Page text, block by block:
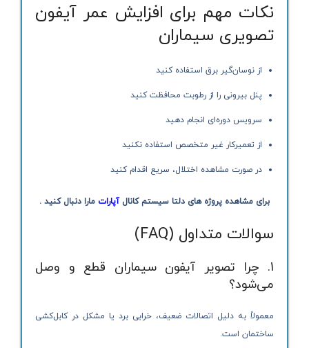
نکات مهم برای افزایش عمر آیفون
تصویری سیماران
از نوسان‌گیر برق استفاده کنید
پنل بیرونی را از رطوبت محافظت کنید
سرویس دوره‌ای انجام دهید
از تعمیرکار غیر متخصص استفاده نکنید
در صورت مشاهده اختلال، سریع اقدام کنید
برای مشاهده پروژه های دلتا سیستم کانالآپارات مارا دنبال کنید .
سوالات متداول (FAQ)
1. چرا تصویر آیفون سیماران قطع و وصل
می‌شود؟
معمولاً به دلیل اتصالات ضعیف، خرابی برد یا مشکل در کابل‌کشی
ساختمان است.